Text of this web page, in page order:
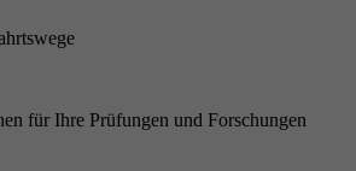
für Ihre Prüfungen und Forschungen